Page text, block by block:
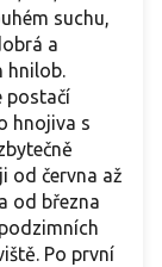
suchu,
a
hnilob.
postačí
hnojiva s
od června až
od března
Po první